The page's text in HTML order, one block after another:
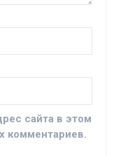
сайта в этом
комментариев.